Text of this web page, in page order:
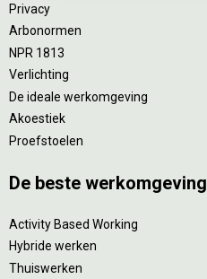
Privacy
Arbonormen
NPR 1813
Verlichting
De ideale werkomgeving
Akoestiek
Proefstoelen
De beste werkomgeving
Activity Based Working
Hybride werken
Thuiswerken